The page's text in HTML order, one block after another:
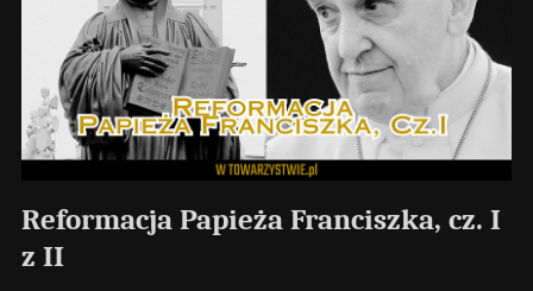
Reformacja Papieża Franciszka, cz. I
z II